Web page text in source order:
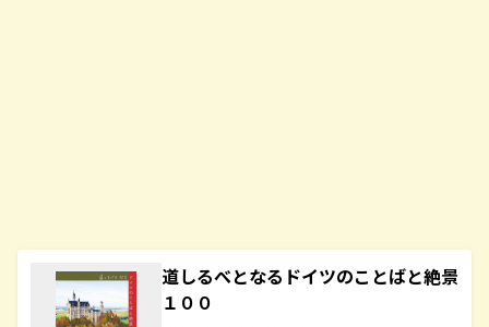
道しるべとなるドイツのことばと絶景
１００